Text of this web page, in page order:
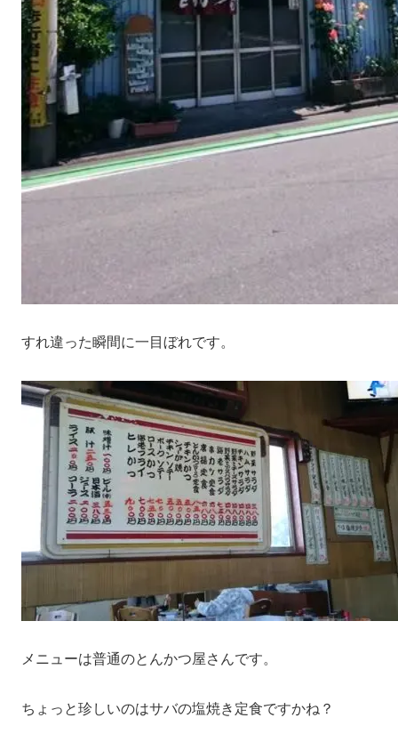
すれ違った瞬間に一目ぼれです。
メニューは普通のとんかつ屋さんです。
ちょっと珍しいのはサバの塩焼き定食ですかね？